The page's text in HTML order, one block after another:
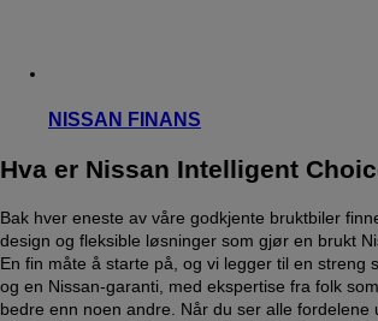
NISSAN FINANS
Hva er Nissan Intelligent
Bak hver eneste av våre godkjente bruktbiler
design og fleksible løsninger som gjør en brukt
En fin måte å starte på, og vi legger til en streng
og en Nissan-garanti, med ekspertise fra folk
bedre enn noen andre. Når du ser alle fordelene